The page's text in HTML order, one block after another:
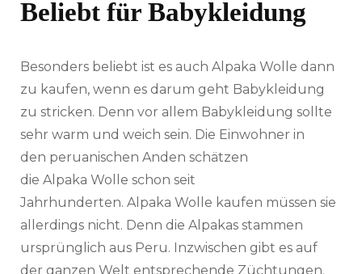
Beliebt für Babykleidung
Besonders beliebt ist es auch Alpaka Wolle dann
zu kaufen, wenn es darum geht Babykleidung
zu stricken. Denn vor allem Babykleidung sollte
sehr warm und weich sein. Die Einwohner in
den peruanischen Anden schätzen
die Alpaka Wolle schon seit
Jahrhunderten. Alpaka Wolle kaufen müssen sie
allerdings nicht. Denn die Alpakas stammen
ursprünglich aus Peru. Inzwischen gibt es auf
der ganzen Welt entsprechende Züchtungen.